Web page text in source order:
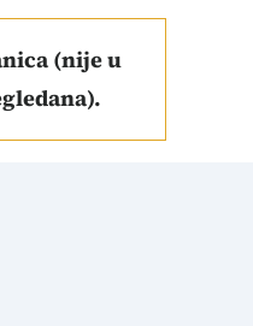
(nije u